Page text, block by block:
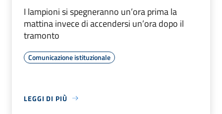
I lampioni si spegneranno un’ora prima la
mattina invece di accendersi un’ora dopo il
tramonto
Comunicazione istituzionale
LEGGI DI PIÙ